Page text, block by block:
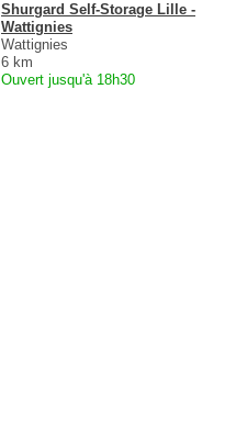
Shurgard Self-Storage Lille -
Wattignies
Wattignies
6 km
Ouvert jusqu'à 18h30